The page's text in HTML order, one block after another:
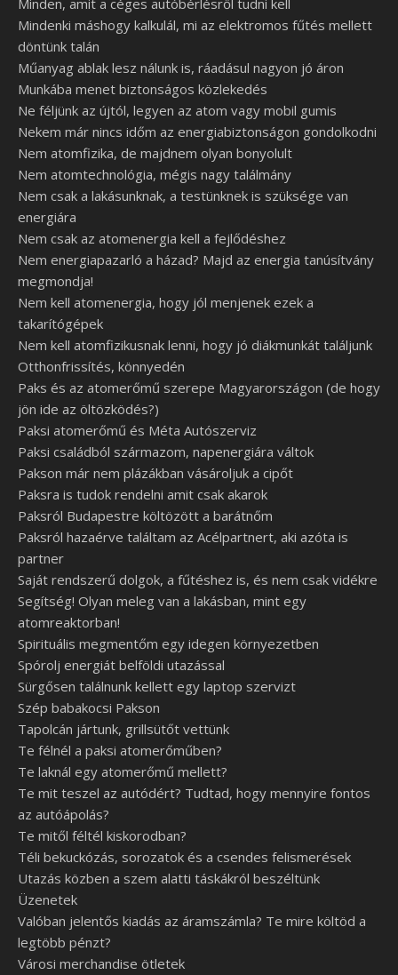
Minden, amit a céges autóbérlésről tudni kell
Mindenki máshogy kalkulál, mi az elektromos fűtés mellett
döntünk talán
Műanyag ablak lesz nálunk is, ráadásul nagyon jó áron
Munkába menet biztonságos közlekedés
Ne féljünk az újtól, legyen az atom vagy mobil gumis
Nekem már nincs időm az energiabiztonságon gondolkodni
Nem atomfizika, de majdnem olyan bonyolult
Nem atomtechnológia, mégis nagy találmány
Nem csak a lakásunknak, a testünknek is szüksége van
energiára
Nem csak az atomenergia kell a fejlődéshez
Nem energiapazarló a házad? Majd az energia tanúsítvány
megmondja!
Nem kell atomenergia, hogy jól menjenek ezek a
takarítógépek
Nem kell atomfizikusnak lenni, hogy jó diákmunkát találjunk
Otthonfrissítés, könnyedén
Paks és az atomerőmű szerepe Magyarországon (de hogy
jön ide az öltözködés?)
Paksi atomerőmű és Méta Autószerviz
Paksi családból származom, napenergiára váltok
Pakson már nem plázákban vásároljuk a cipőt
Paksra is tudok rendelni amit csak akarok
Paksról Budapestre költözött a barátnőm
Paksról hazaérve találtam az Acélpartnert, aki azóta is
partner
Saját rendszerű dolgok, a fűtéshez is, és nem csak vidékre
Segítség! Olyan meleg van a lakásban, mint egy
atomreaktorban!
Spirituális megmentőm egy idegen környezetben
Spórolj energiát belföldi utazással
Sürgősen találnunk kellett egy laptop szervizt
Szép babakocsi Pakson
Tapolcán jártunk, grillsütőt vettünk
Te félnél a paksi atomerőműben?
Te laknál egy atomerőmű mellett?
Te mit teszel az autódért? Tudtad, hogy mennyire fontos
az autóápolás?
Te mitől féltél kiskorodban?
Téli bekuckózás, sorozatok és a csendes felismerések
Utazás közben a szem alatti táskákról beszéltünk
Üzenetek
Valóban jelentős kiadás az áramszámla? Te mire költöd a
legtöbb pénzt?
Városi merchandise ötletek